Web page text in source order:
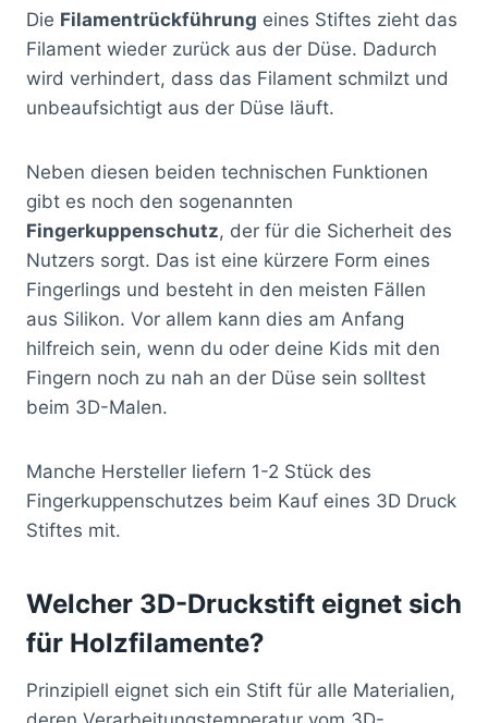
Die Filamentrückführung eines Stiftes zieht das
Filament wieder zurück aus der Düse. Dadurch
wird verhindert, dass das Filament schmilzt und
unbeaufsichtigt aus der Düse läuft.
Neben diesen beiden technischen Funktionen
gibt es noch den sogenannten
Fingerkuppenschutz, der für die Sicherheit des
Nutzers sorgt. Das ist eine kürzere Form eines
Fingerlings und besteht in den meisten Fällen
aus Silikon. Vor allem kann dies am Anfang
hilfreich sein, wenn du oder deine Kids mit den
Fingern noch zu nah an der Düse sein solltest
beim 3D-Malen.
Manche Hersteller liefern 1-2 Stück des
Fingerkuppenschutzes beim Kauf eines 3D Druck
Stiftes mit.
Welcher 3D-Druckstift eignet sich
für Holzfilamente?
Prinzipiell eignet sich ein Stift für alle Materialien,